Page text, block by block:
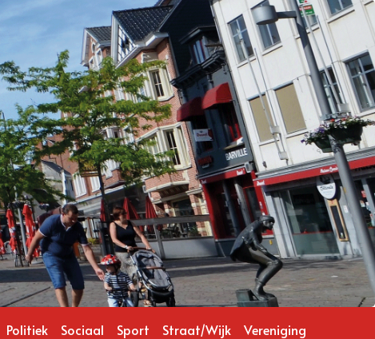
Politiek Sociaal Sport Straat/Wijk
Vereniging